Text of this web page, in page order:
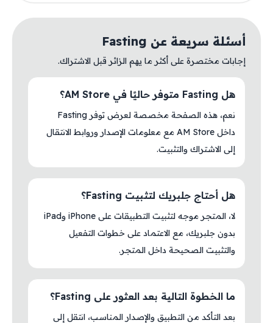
أسئلة سريعة عن Fasting
إجابات مختصرة على أكثر ما يهم الزائر قبل الاشتراك.
هل Fasting متوفر حاليًا في AM Store؟
نعم، هذه الصفحة مخصصة لعرض توفر Fasting
داخل AM Store مع معلومات الإصدار وروابط الانتقال
إلى الاشتراك والتثبيت.
هل أحتاج جلبريك لتثبيت Fasting؟
لا، المتجر موجه لتثبيت التطبيقات على iPhone وiPad
بدون جلبريك، مع الاعتماد على خطوات التفعيل
والتثبيت الصحيحة داخل المتجر.
ما الخطوة التالية بعد العثور على Fasting؟
بعد التأكد من التطبيق والإصدار المناسب، انتقل إلى